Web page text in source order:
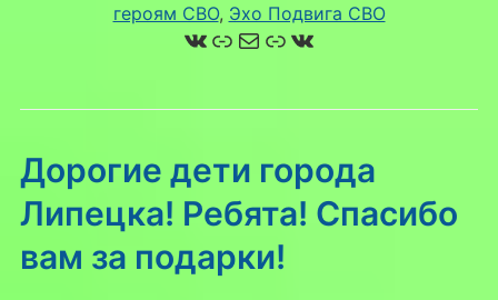
героям СВО, Эхо Подвига СВО
ВКонтакте
Ссылка
Почта
Ссылка
ВКонтакте
Дорогиe дети города
Липецка! Ребята! Спасибо
вам за подарки!